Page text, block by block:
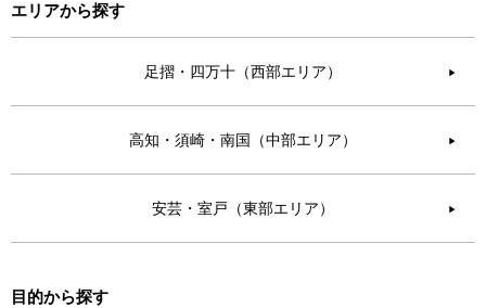
エリアから探す
足摺・四万十（西部エリア） ▶︎
高知・須崎・南国（中部エリア） ▶︎
安芸・室戸（東部エリア） ▶︎
目的から探す